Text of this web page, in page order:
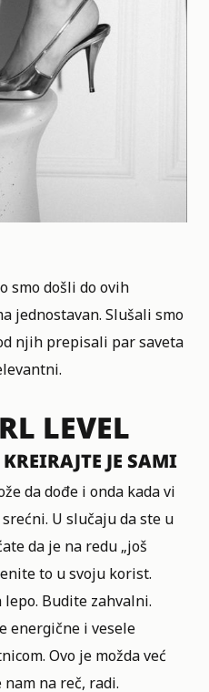
smo došli do ovih
jednostavan. Slušali smo
njih prepisali par saveta
LEVEL
JE SAMI
da dođe i onda kada vi
U slučaju da ste u
da je na redu „još
to u svoju korist.
lepo. Budite zahvalni.
energične i vesele
Ovo je možda već
na reč, radi.